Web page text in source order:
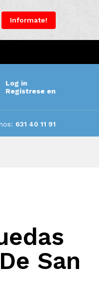
Informate!
Log in
Regístrese en
631 40 11 91
San